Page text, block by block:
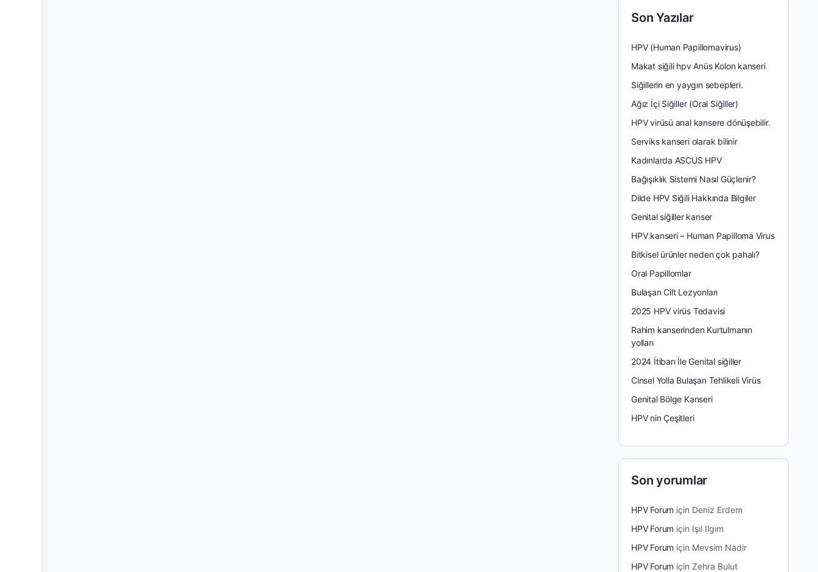
Son Yazılar
HPV (Human Papillomavirus)
Makat siğili hpv Anüs Kolon kanseri
Siğillerin en yaygın sebepleri.
Ağız İçi Siğiller (Oral Siğiller)
HPV virüsü anal kansere dönüşebilir.
Serviks kanseri olarak bilinir
Kadınlarda ASCUS HPV
Bağışıklık Sistemi Nasıl Güçlenir?
Dilde HPV Siğili Hakkında Bilgiler
Genital siğiller kanser
HPV kanseri – Human Papilloma Virus
Bitkisel ürünler neden çok pahalı?
Oral Papillomlar
Bulaşan Cilt Lezyonları
2025 HPV virüs Tedavisi
Rahim kanserinden Kurtulmanın
yolları
2024 İtibarı İle Genital siğiller
Cinsel Yolla Bulaşan Tehlikeli Virüs
Genital Bölge Kanseri
HPV nin Çeşitleri
Son yorumlar
HPV Forum için Deniz Erdem
HPV Forum için Işıl Ilgım
HPV Forum için Mevsim Nadir
HPV Forum içinZehra Bulut